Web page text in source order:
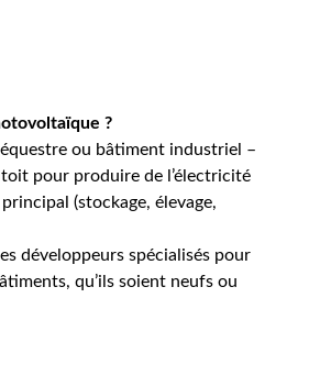
?
ou bâtiment industriel –
pour produire de l’électricité
(stockage, élevage,
développeurs spécialisés pour
qu’ils soient neufs ou